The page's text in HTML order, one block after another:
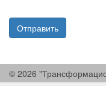
Отправить
© 2026